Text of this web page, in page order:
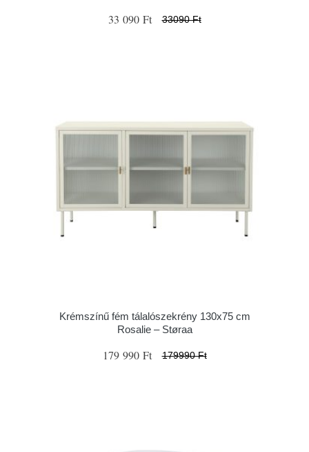
33 090 Ft 33090 Ft
Krémszínű fém tálalószekrény 130x75 cm
Rosalie – Støraa
179 990 Ft 179990 Ft